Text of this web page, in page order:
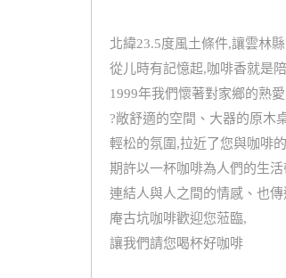
北緯23.5度風土條件,讓雲林
從儿時有記憶起,咖啡香就是
1999年我們懷著對家鄉的熟
?敞舒適的空間、大器的原木
輕松的氛圍,拉近了您與咖啡
期許以一杯咖啡為人們的生活
連結人與人之間的情感、也
庵古坑咖啡歡迎您蒞臨,
讓我們請您喝杯好咖啡